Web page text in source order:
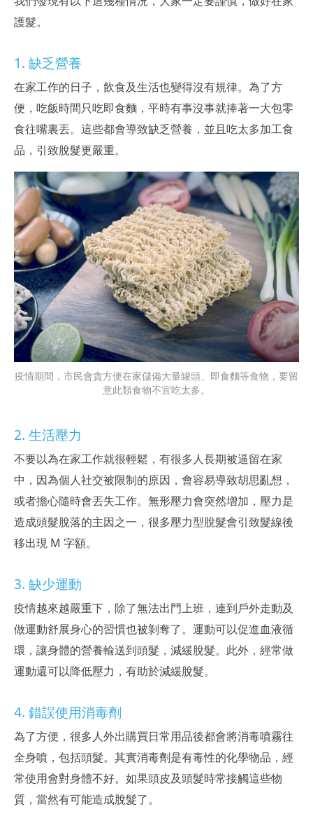
護髮。
1. 缺乏營養
在家工作的日子，飲食及生活也變得沒有規律。為了方
便，吃飯時間只吃即食麵，平時有事沒事就捧著一大包零
食往嘴裏丟。這些都會導致缺乏營養，並且吃太多加工食
品，引致脫髮更嚴重。
疫情期間，市民會貪方便在家儲備大量罐頭、即食麵等食物，要留
意此類食物不宜吃太多。
2. 生活壓力
不要以為在家工作就很輕鬆，有很多人長期被逼留在家
中，因為個人社交被限制的原因，會容易導致胡思亂想，
或者擔心隨時會丟失工作。無形壓力會突然增加，壓力是
造成頭髮脫落的主因之一，很多壓力型脫髮會引致髮線後
移出現 M 字額。
3. 缺少運動
疫情越來越嚴重下，除了無法出門上班，連到戶外走動及
做運動舒展身心的習慣也被剝奪了。運動可以促進血液循
環，讓身體的營養輸送到頭髮，減緩脫髮。此外，經常做
運動還可以降低壓力，有助於減緩脫髮。
4. 錯誤使用消毒劑
為了方便，很多人外出購買日常用品後都會將消毒噴霧往
全身噴，包括頭髮。其實消毒劑是有毒性的化學物品，經
常使用會對身體不好。如果頭皮及頭髮時常接觸這些物
質，當然有可能造成脫髮了。